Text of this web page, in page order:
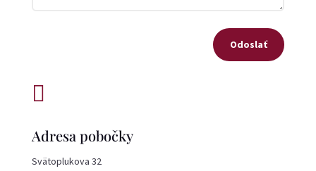
Odoslať

Adresa pobočky
Svätoplukova 32